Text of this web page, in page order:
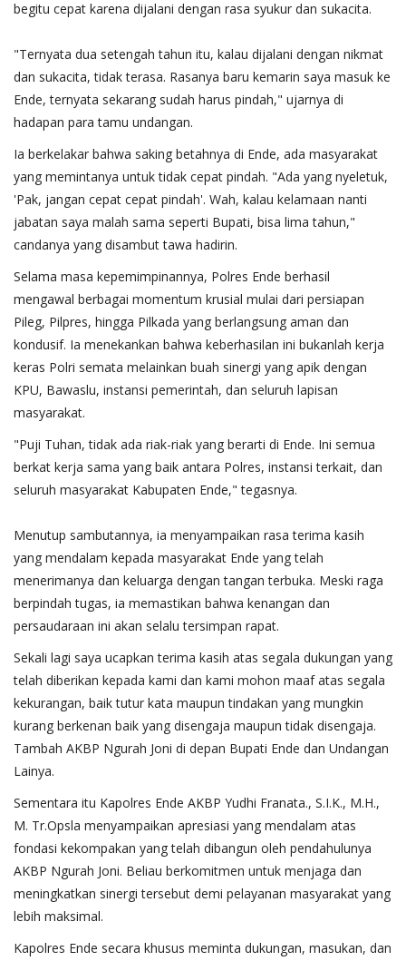
begitu cepat karena dijalani dengan rasa syukur dan sukacita.
​"Ternyata dua setengah tahun itu, kalau dijalani dengan nikmat
dan sukacita, tidak terasa. Rasanya baru kemarin saya masuk ke
Ende, ternyata sekarang sudah harus pindah," ujarnya di
hadapan para tamu undangan.
​Ia berkelakar bahwa saking betahnya di Ende, ada masyarakat
yang memintanya untuk tidak cepat pindah. "Ada yang nyeletuk,
'Pak, jangan cepat cepat pindah'. Wah, kalau kelamaan nanti
jabatan saya malah sama seperti Bupati, bisa lima tahun,"
candanya yang disambut tawa hadirin.
​Selama masa kepemimpinannya, Polres Ende berhasil
mengawal berbagai momentum krusial mulai dari persiapan
Pileg, Pilpres, hingga Pilkada yang berlangsung aman dan
kondusif. Ia menekankan bahwa keberhasilan ini bukanlah kerja
keras Polri semata melainkan buah sinergi yang apik dengan
KPU, Bawaslu, instansi pemerintah, dan seluruh lapisan
masyarakat.
​"Puji Tuhan, tidak ada riak-riak yang berarti di Ende. Ini semua
berkat kerja sama yang baik antara Polres, instansi terkait, dan
seluruh masyarakat Kabupaten Ende," tegasnya.
​Menutup sambutannya, ia menyampaikan rasa terima kasih
yang mendalam kepada masyarakat Ende yang telah
menerimanya dan keluarga dengan tangan terbuka. Meski raga
berpindah tugas, ia memastikan bahwa kenangan dan
persaudaraan ini akan selalu tersimpan rapat.
Sekali lagi saya ucapkan terima kasih atas segala dukungan yang
telah diberikan kepada kami dan kami mohon maaf atas segala
kekurangan, baik tutur kata maupun tindakan yang mungkin
kurang berkenan baik yang disengaja maupun tidak disengaja.
Tambah AKBP Ngurah Joni di depan Bupati Ende dan Undangan
Lainya.
Sementara itu Kapolres Ende AKBP Yudhi Franata., S.I.K., M.H.,
M. Tr.Opsla menyampaikan apresiasi yang mendalam atas
fondasi kekompakan yang telah dibangun oleh pendahulunya
AKBP Ngurah Joni. Beliau berkomitmen untuk menjaga dan
meningkatkan sinergi tersebut demi pelayanan masyarakat yang
lebih maksimal.
Kapolres Ende secara khusus meminta dukungan, masukan, dan